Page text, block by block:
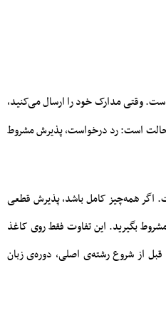
وقتی مدارک خود را ارسال می‌کنید،
حالت است: رد درخواست، پذیرش مشروط
اگر همه‌چیز کامل باشد، پذیرش قطعی
بگیرید. این تفاوت فقط روی کاغذ
از شروع رشته‌ی اصلی، دوره‌ی زبان